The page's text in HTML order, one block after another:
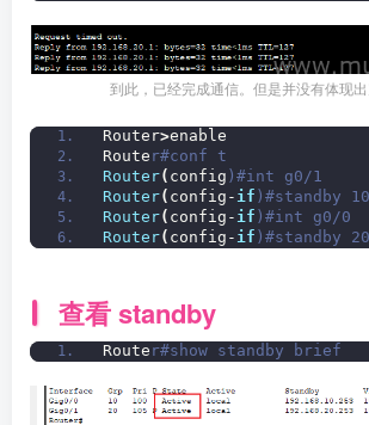
到此，已经完成通信。但是并没有体现
Router>enable
Route r#conf t
Router( config )#int g0/1
Router( config- if )#standby
Router( config- if )#int g0/0
Router( config- if )#standby
查看 standby
Route r#show standby brief